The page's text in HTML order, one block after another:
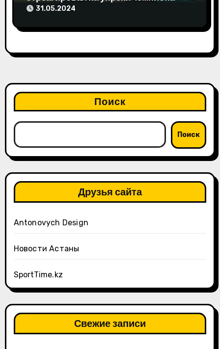
мира
31.05.2024
Поиск
Поиск
Друзья сайта
Antonovych Design
Новости Астаны
SportTime.kz
Свежие записи